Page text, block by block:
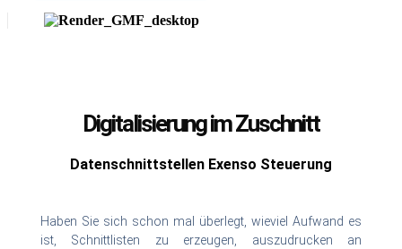
Digitalisierung im Zuschnitt
Datenschnittstellen Exenso Steuerung
Haben Sie sich schon mal überlegt, wieviel Aufwand es
ist, Schnittlisten zu erzeugen, auszudrucken an